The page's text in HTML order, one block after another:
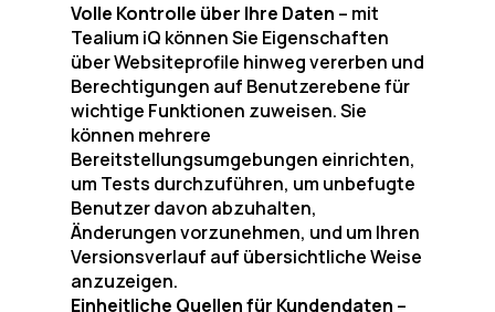
Volle Kontrolle über Ihre Daten – mit
Tealium iQ können Sie Eigenschaften
über Websiteprofile hinweg vererben und
Berechtigungen auf Benutzerebene für
wichtige Funktionen zuweisen. Sie
können mehrere
Bereitstellungsumgebungen einrichten,
um Tests durchzuführen, um unbefugte
Benutzer davon abzuhalten,
Änderungen vorzunehmen, und um Ihren
Versionsverlauf auf übersichtliche Weise
anzuzeigen.
Einheitliche Quellen für Kundendaten –